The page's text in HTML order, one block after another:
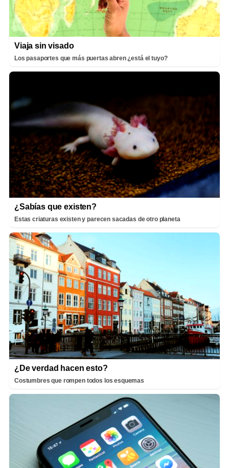
Viaja sin visado
Los pasaportes que más puertas abren ¿está el tuyo?
¿Sabías que existen?
Estas criaturas existen y parecen sacadas de otro planeta
¿De verdad hacen esto?
Costumbres que rompen todos los esquemas